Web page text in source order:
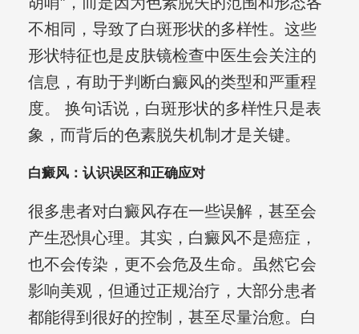
不相同，导致了白斑形状的多样性。这些
形状特征也是皮肤镜检查中医生会关注的
信息，有助于判断白癜风的类型和严重程
度。 换句话说，白斑形状的多样性只是表
象，而背后的色素脱失机制才是关键。
白癜风：认识误区和正确应对
很多患者对白癜风存在一些误解，甚至会
产生恐惧心理。其实，白癜风不是癌症，
也不会传染，更不会危及生命。虽然它会
影响美观，但通过正规治疗，大部分患者
都能得到很好的控制，甚至尽量治愈。白